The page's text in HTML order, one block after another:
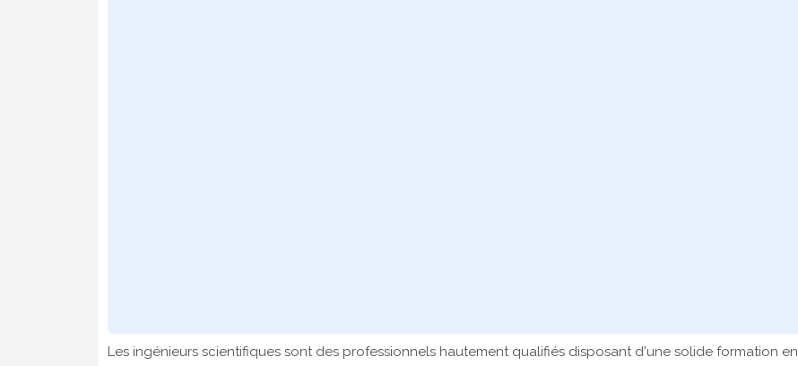
Les ingénieurs scientifiques sont des professionnels hautement qualifiés disposant d'une solide formation en